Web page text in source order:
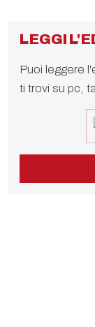
LEGGI
Puoi leggere
ti trovi su pc,